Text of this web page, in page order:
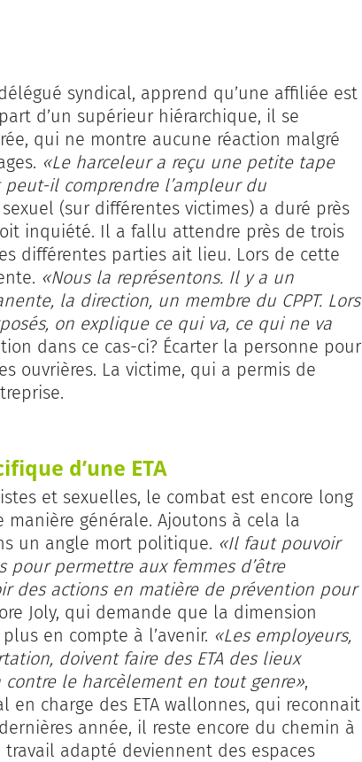
syndical, apprend qu’une affiliée est
d’un supérieur hiérarchique, il se
qui ne montre aucune réaction malgré
«Le harceleur a reçu une petite tape
il comprendre l’ampleur du
(sur différentes victimes) a duré près
inquiété. Il a fallu attendre près de trois
différentes parties ait lieu. Lors de cette
«Nous la représentons. Il y a un
la direction, un membre du CPPT. Lors
on explique ce qui va, ce qui ne va
dans ce cas-ci? Écarter la personne pour
ouvrières. La victime, qui a permis de
d’une ETA
et sexuelles, le combat est encore long
générale. Ajoutons à cela la
un angle mort politique. «Il faut pouvoir
pour permettre aux femmes d’être
des actions en matière de prévention pour
Joly, qui demande que la dimension
en compte à l’avenir. «Les employeurs,
doivent fai­re des ETA des lieux
le harcèlement en tout genre»,
en charge des ETA wallonnes, qui reconnait
année, il reste encore du chemin à
adapté deviennent des espaces